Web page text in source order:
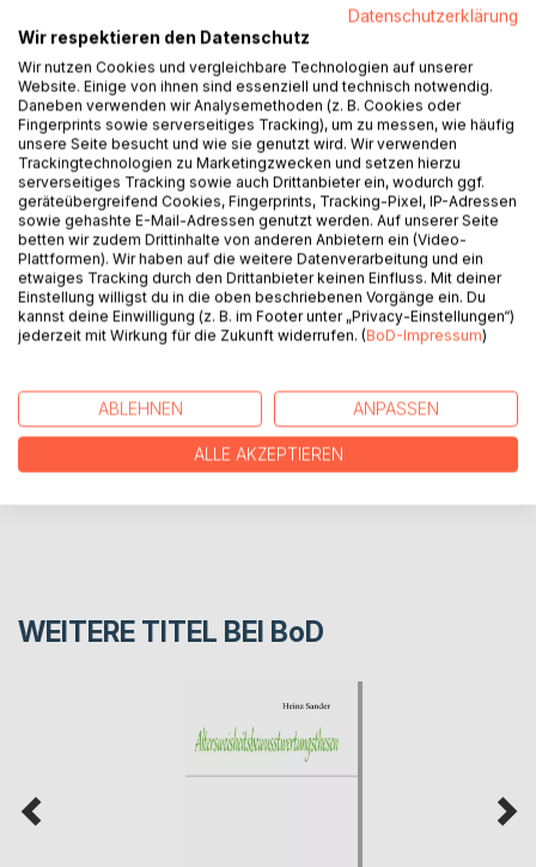
BESCHREIBUNG
Ausstrahlungsbewusstsein in der Ausstrahlung ist eine
innere Kraft in der Kraft die wach gerufen, die gefordert
werden muss. Es ist eine große Reise in sich selbst. Jeder
muss seine inneren ruhenden, schlafenden Kräfte wach
rufen, in Bewegung bringen, zum Fließen bekommen. Das
bedeutet an sich selbst zu arbeiten, die schönste Arbeit
der Welt, ist die Arbeit an sich selbst.
AUTOR/IN
PRESSESTIMMEN
REZENSIONEN
WEITERE TITEL BEI BoD
Datenschutzerklärung
Wir respektieren den Datenschutz
Wir nutzen Cookies und vergleichbare Technologien auf unserer
Website. Einige von ihnen sind essenziell und technisch notwendig.
Daneben verwenden wir Analysemethoden (z. B. Cookies oder
Fingerprints sowie serverseitiges Tracking), um zu messen, wie häufig
unsere Seite besucht und wie sie genutzt wird. Wir verwenden
Trackingtechnologien zu Marketingzwecken und setzen hierzu
serverseitiges Tracking sowie auch Drittanbieter ein, wodurch ggf.
geräteübergreifend Cookies, Fingerprints, Tracking-Pixel, IP-Adressen
sowie gehashte E-Mail-Adressen genutzt werden. Auf unserer Seite
betten wir zudem Drittinhalte von anderen Anbietern ein (Video-
Plattformen). Wir haben auf die weitere Datenverarbeitung und ein
etwaiges Tracking durch den Drittanbieter keinen Einfluss. Mit deiner
Einstellung willigst du in die oben beschriebenen Vorgänge ein. Du
kannst deine Einwilligung (z. B. im Footer unter „Privacy-Einstellungen“)
jederzeit mit Wirkung für die Zukunft widerrufen. (BoD-Impressum)
ABLEHNEN ANPASSEN
ALLE AKZEPTIEREN